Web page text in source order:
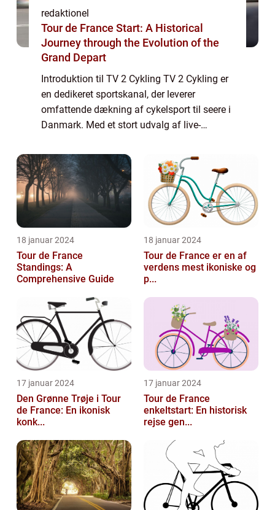
redaktionel
Tour de France Start: A Historical
Journey through the Evolution of the
Grand Depart
Introduktion til TV 2 Cykling TV 2 Cykling er
en dedikeret sportskanal, der leverer
omfattende dækning af cykelsport til seere i
Danmark. Med et stort udvalg af live-
indhold og dybdegående analyser er TV 2
Cyklin...
18 januar 2024
Tour de France
Standings: A
Comprehensive Guide
18 januar 2024
Tour de France er en af
verdens mest ikoniske og
p...
17 januar 2024
Den Grønne Trøje i Tour
de France: En ikonisk
konk...
17 januar 2024
Tour de France
enkeltstart: En historisk
rejse gen...